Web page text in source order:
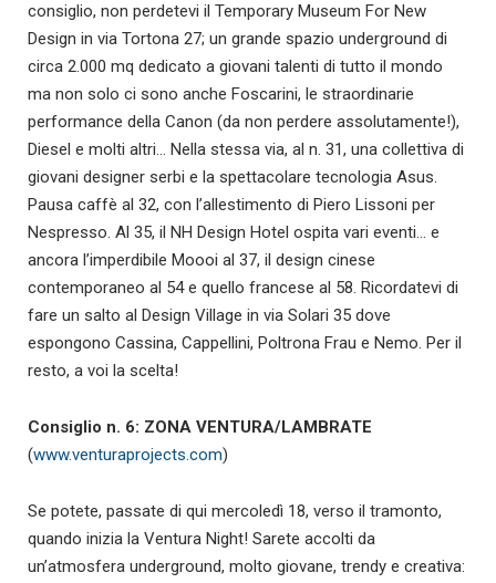
consiglio, non perdetevi il Temporary Museum For New
Design in via Tortona 27; un grande spazio underground di
circa 2.000 mq dedicato a giovani talenti di tutto il mondo
ma non solo ci sono anche Foscarini, le straordinarie
performance della Canon (da non perdere assolutamente!),
Diesel e molti altri… Nella stessa via, al n. 31, una collettiva di
giovani designer serbi e la spettacolare tecnologia Asus.
Pausa caffè al 32, con l’allestimento di Piero Lissoni per
Nespresso. Al 35, il NH Design Hotel ospita vari eventi… e
ancora l’imperdibile Moooi al 37, il design cinese
contemporaneo al 54 e quello francese al 58. Ricordatevi di
fare un salto al Design Village in via Solari 35 dove
espongono Cassina, Cappellini, Poltrona Frau e Nemo. Per il
resto, a voi la scelta!
Consiglio n. 6: ZONA VENTURA/LAMBRATE
(www.venturaprojects.com)
Se potete, passate di qui mercoledì 18, verso il tramonto,
quando inizia la Ventura Night! Sarete accolti da
un’atmosfera underground, molto giovane, trendy e creativa: